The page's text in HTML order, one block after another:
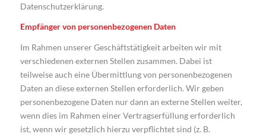
Datenschutzerklärung.
Empfänger von personenbezogenen Daten
Im Rahmen unserer Geschäftstätigkeit arbeiten wir mit
verschiedenen externen Stellen zusammen. Dabei ist
teilweise auch eine Übermittlung von personenbezogenen
Daten an diese externen Stellen erforderlich. Wir geben
personenbezogene Daten nur dann an externe Stellen weiter,
wenn dies im Rahmen einer Vertragserfüllung erforderlich
ist, wenn wir gesetzlich hierzu verpflichtet sind (z. B.